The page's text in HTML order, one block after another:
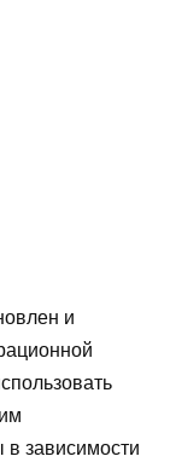
и
в зависимости